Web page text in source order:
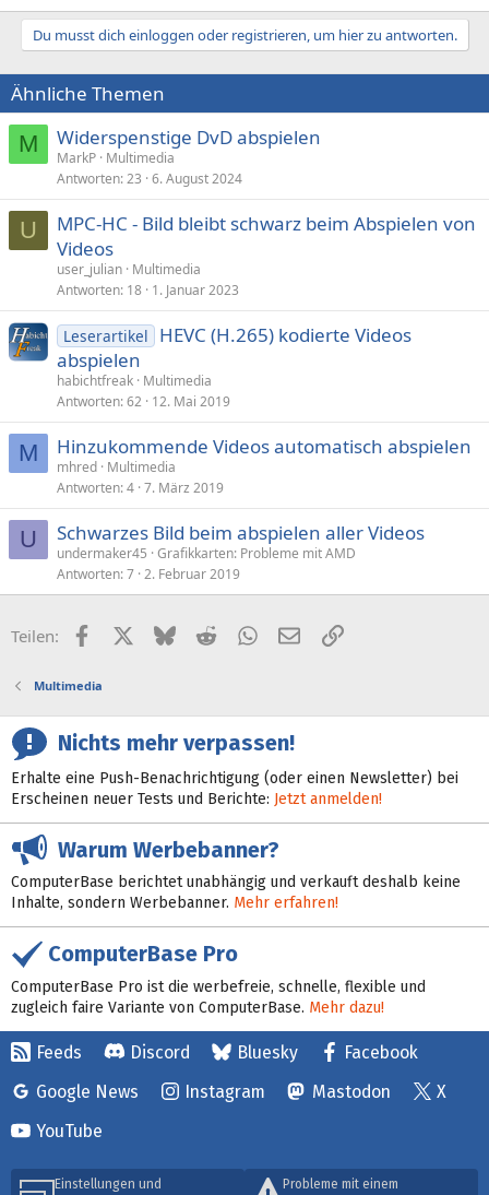
Du musst dich einloggen oder registrieren, um hier zu antworten.
Ähnliche Themen
M Widerspenstige DvD abspielen
MarkP Multimedia
Antworten 23 6. August 2024
U
MPC-HC - Bild bleibt schwarz beim Abspielen von
Videos
user_julian Multimedia
Antworten 18 1. Januar 2023
Leserartikel
HEVC (H.265) kodierte Videos
abspielen
habichtfreak Multimedia
Antworten 62 12. Mai 2019
M Hinzukommende Videos automatisch abspielen
mhred Multimedia
Antworten 4 7. März 2019
U Schwarzes Bild beim abspielen aller Videos
undermaker45 Grafikkarten: Probleme mit AMD
Antworten 7 2. Februar 2019
Teilen: FacebookX (Twitter)
BlueskyRedditWhatsApp
E-MailLink
Multimedia
Nichts mehr verpassen!
Erhalte eine Push-Benachrichtigung (oder einen Newsletter) bei
Erscheinen neuer Tests und Berichte: Jetzt anmelden!
Warum Werbebanner?
ComputerBase berichtet unabhängig und verkauft deshalb keine
Inhalte, sondern Werbebanner. Mehr erfahren!
ComputerBase Pro
ComputerBase Pro ist die werbefreie, schnelle, flexible und
zugleich faire Variante von ComputerBase. Mehr dazu!
Feeds Discord Bluesky
Facebook
Google News
Instagram Mastodon
X
YouTube
Einstellungen und
Probleme mit einem